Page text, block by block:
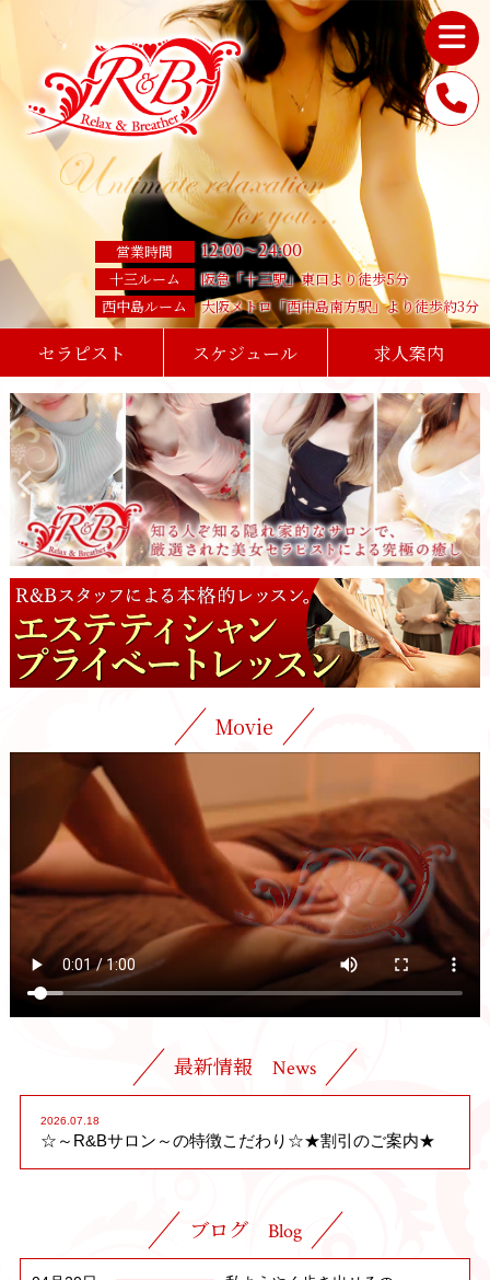
営業時間 12:00～24:00
十三ルーム
阪急「十三駅」東口より徒歩5分
西中島ルーム
大阪メトロ「西中島南方駅」より徒歩約3分
セラピスト スケジュール 求人案内
Movie
最新情報 News
2026.07.18
☆～R&Bサロン～の特徴こだわり☆★割引のご案内★
ブログ Blog